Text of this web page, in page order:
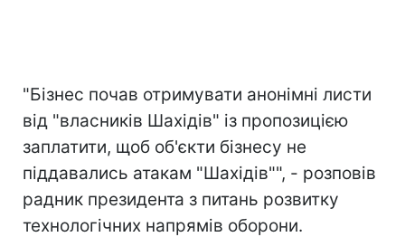
"Бізнес почав отримувати анонімні листи
від "власників Шахідів" із пропозицією
заплатити, щоб об'єкти бізнесу не
піддавались атакам "Шахідів"", - розповів
радник президента з питань розвитку
технологічних напрямів оборони.